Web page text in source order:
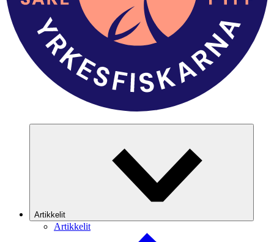
Artikkelit
Artikkelit